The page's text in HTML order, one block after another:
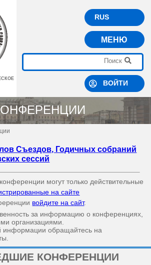
RUS
МЕНЮ
ВОЙТИ
Съездов, Годичных собраний
сессий
могут только действительные
на сайте
войдите на сайт.
за информацию о конференциях,
организациями.
информации обращайтесь на
КОНФЕРЕНЦИИ